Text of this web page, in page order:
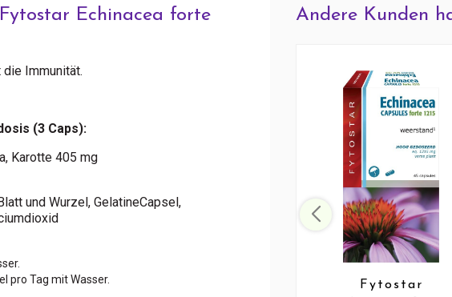
Echinacea forte
Immunität.
(3 Caps):
Karotte 405 mg
und Wurzel, GelatineCapsel,
pro Tag mit Wasser.
Andere Kunden
Fytostar